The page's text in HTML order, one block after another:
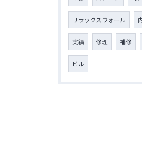
リラックスウォール
実績 修理 補修
ビル